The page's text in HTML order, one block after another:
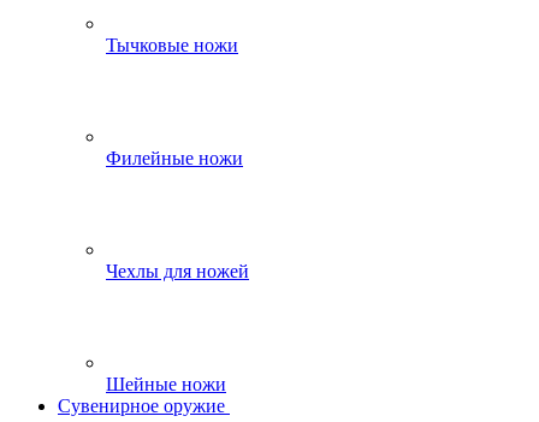
Тычковые ножи
Филейные ножи
Чехлы для ножей
Шейные ножи
Сувенирное оружие